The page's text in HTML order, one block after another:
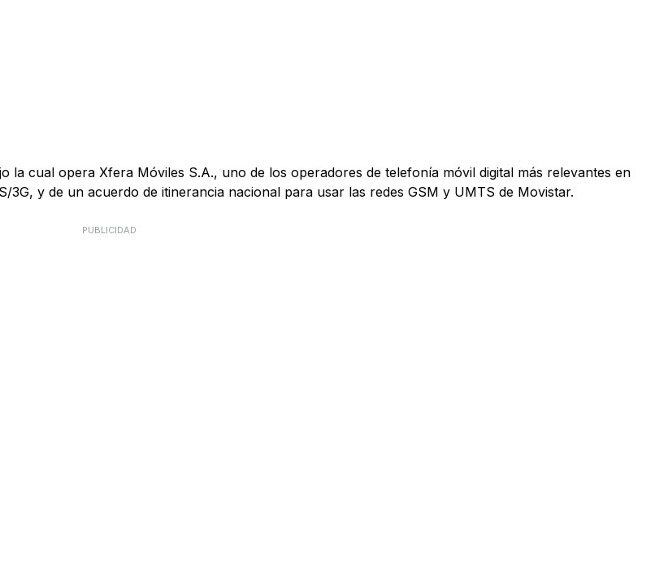
cual opera Xfera Móviles S.A., uno de los operadores de telefonía móvil digital más relevantes en
y de un acuerdo de itinerancia nacional para usar las redes GSM y UMTS de Movistar.
PUBLICIDAD